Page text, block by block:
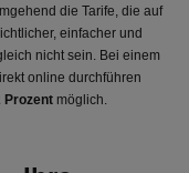
die Tarife, die auf
einfacher und
nicht sein. Bei einem
online durchführen
Prozent möglich.